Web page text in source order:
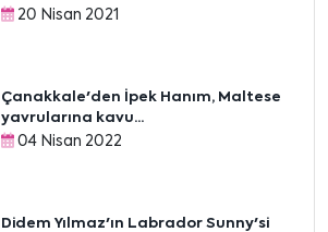
20 Nisan 2021
Çanakkale'den İpek Hanım, Maltese
yavrularına kavu...
04 Nisan 2022
Didem Yılmaz'ın Labrador Sunny'si